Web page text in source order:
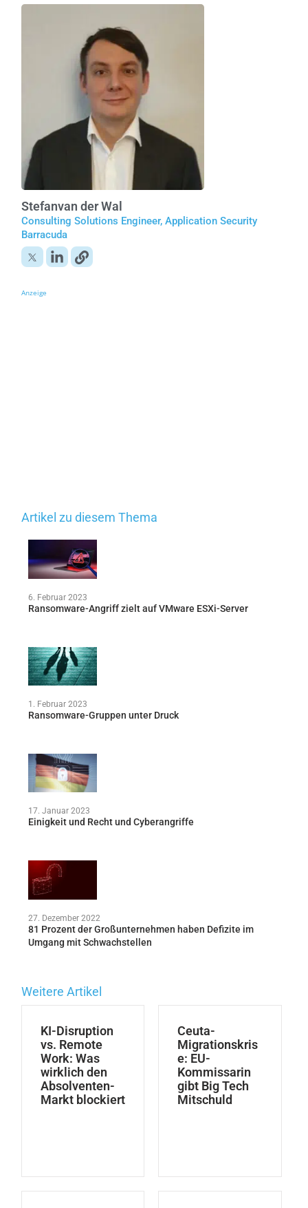
Stefanvan der Wal
Consulting Solutions Engineer, Application Security
Barracuda
Anzeige
Artikel zu diesem Thema
6. Februar 2023
Ransomware-Angriff zielt auf VMware ESXi-Server
1. Februar 2023
Ransomware-Gruppen unter Druck
17. Januar 2023
Einigkeit und Recht und Cyberangriffe
27. Dezember 2022
81 Prozent der Großunternehmen haben Defizite im
Umgang mit Schwachstellen
Weitere Artikel
KI-Disruption
vs. Remote
Work: Was
wirklich den
Absolventen-
Markt blockiert
Ceuta-
Migrationskris
e: EU-
Kommissarin
gibt Big Tech
Mitschuld